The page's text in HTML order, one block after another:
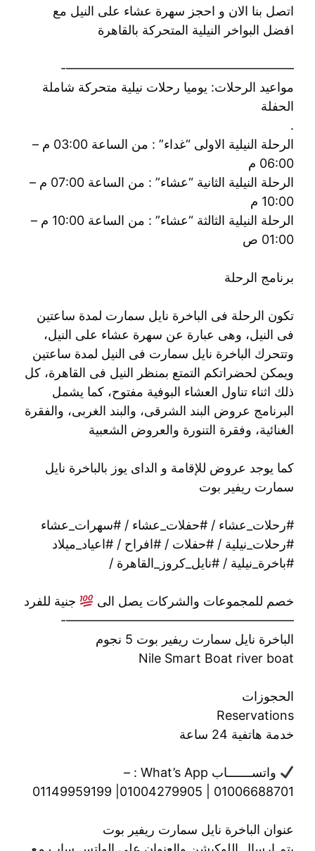
اتصل بنا الان و احجز سهرة عشاء على النيل مع
افضل البواخر النيلية المتحركة بالقاهرة
——————————————————-
مواعيد الرحلات: يوميا رحلات نيلية متحركة شاملة
الحفلة
.
الرحلة النيلية الاولى “غداء” : من الساعة 03:00 م –
06:00 م
الرحلة النيلية الثانية “عشاء” : من الساعة 07:00 م –
10:00 م
الرحلة النيلية الثالثة “عشاء” : من الساعة 10:00 م –
01:00 ص
برنامج الرحلة
تكون الرحلة فى الباخرة نايل سمارت لمدة ساعتين
فى النيل، وهى عبارة عن سهرة عشاء على النيل،
وتتحرك الباخرة نايل سمارت فى النيل لمدة ساعتين
ويمكن لحضراتكم التمتع بمنظر النيل فى القاهرة، كل
ذلك اثناء تناول العشاء البوفية مفتوح، كما يشمل
البرنامج عروض البند الشرقى، والبند الغربى، والفقرة
الغنائية، وفقرة التنورة والعروض الشعبية
كما يوجد عروض للإقامة و الداى يوز بالباخرة نايل
سمارت ريفير بوت
#رحلات_عشاء / #حفلات_عشاء / #سهرات_عشاء
#رحلات_نيلية / #حفلات / #افراح / #اعياد_ميلاد
#باخرة_نيلية / #نايل_كروز_القاهرة /
خصم للمجموعات والشركات يصل الى
جنية للفرد
——————————————————-
الباخرة نايل سمارت ريفير بوت 5 نجوم
Nile Smart Boat river boat
الحجوزات
Reservations
خدمة هاتفية 24 ساعة
واتســـــــاب What’s App : –
01006688701 | 01004279905| 01149959199
عنوان الباخرة نايل سمارت ريفير بوت